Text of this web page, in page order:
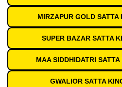
MIRZAPUR GOLD SATTA
SUPER BAZAR SATTA
MAA SIDDHIDATRI
GWALIOR SATTA